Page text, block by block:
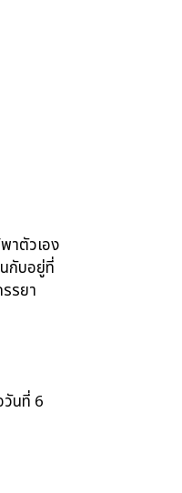
าตัวเอง
กับอยู่ที่
รยา
วันที่ 6